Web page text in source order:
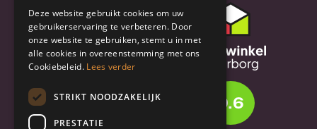
Klantenservice
Bestel- en
verzendinformatie
Garantie en reparatie
Annuleren of retourneren
9.6
Deze website gebruikt cookies om uw
gebruikerservaring te verbeteren. Door
onze website te gebruiken, stemt u in met
alle cookies in overeenstemming met ons
Cookiebeleid. Lees verder
STRIKT NOODZAKELIJK
PRESTATIE